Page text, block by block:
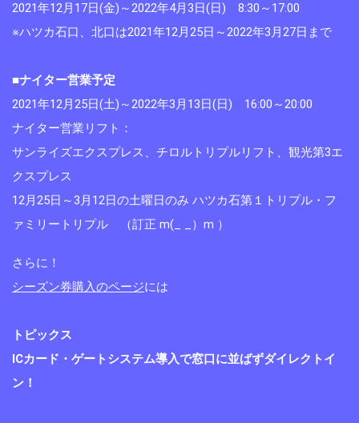
2021年12月17日(金)～2022年4月3日(日) 8:30～17:00
※ハツカ石口、北口は2021年12月25日～2022年3月27日まで
■ナイター営業予定
2021年12月25日(土)～2022年3月13日(日) 16:00～20:00
ナイター営業リフト：
サンライズエクスプレス、チロルトリプルリフト、観光第3エ
クスプレス
12月25日～3月12日の土曜日のみ ハツカ石第１トリプル・フ
ァミリートリプル （訂正 m(_ _）m ）
さらに！
シーズン券購入のページには
トピックス
ICカード・ゲートシステム導入で窓口に並ばずダイレクトイ
ン！